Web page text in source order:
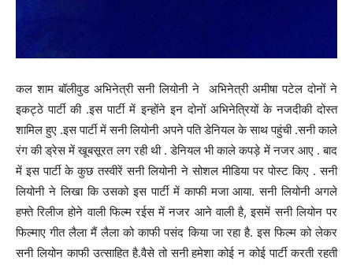
कल शाम बॉलीवुड अभिनेत्री सनी लियोनी ने अभिनेत्री अमीषा पटेल दोनों ने
इकट्ठे पार्टी की .इस पार्टी में इन्होंने इन दोनों अभिनेत्रियों के नजदीकी दोस्त
शामिल हुए .इस पार्टी में सनी लियोनी अपने पति डेनियल के साथ पहुंची .सनी काले
रंग की ड्रेस में खूबसूरत लग रही थी . डेनियल भी काले कपड़े में नजर आए . बाद
में इस पार्टी के कुछ तस्वीरें सनी लियोनी ने सोशल मीडिया पर पोस्ट किए . सनी
लियोनी ने लिखा कि उसको इस पार्टी में काफी मजा आया. सनी लियोनी अगले
हफ्ते रिलीज होने वाली फिल्म रईस में नजर आने वाली है, इसमें सनी लियोन पर
फिल्माए गीत लैला मैं लैला को काफी पसंद किया जा रहा है. इस फिल्म को लेकर
सनी लियोन काफी उत्साहित है.वैसे तो सनी हमेशा कोई न कोई पार्टी करती रहती